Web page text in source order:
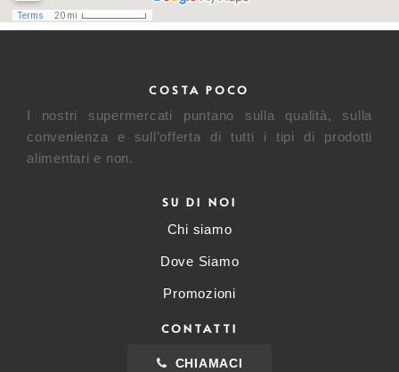
COSTA POCO
I nostri supermercati puntano sulla qualità, sulla
convenienza e sull’offerta di tutti i tipi di prodotti
alimentari e non.
SU DI NOI
Chi siamo
Dove Siamo
Promozioni
CONTATTI
CHIAMACI